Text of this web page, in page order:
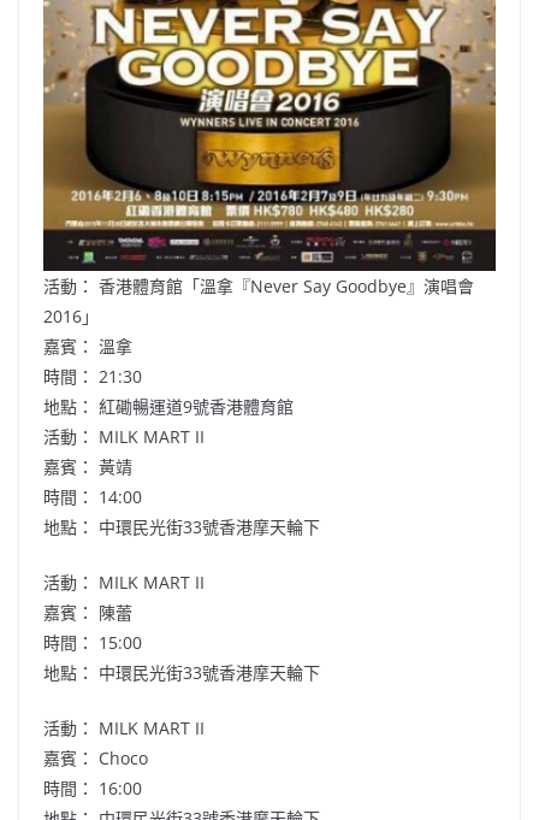
活動： 香港體育館 「溫拿『Never Say Goodbye』演唱會
2016」
嘉賓： 溫拿
時間： 21:30
地點： 紅磡暢運道9號香港體育館
活動： MILK MART II
嘉賓： 黃靖
時間： 14:00
地點： 中環民光街33號香港摩天輪下
活動： MILK MART II
嘉賓： 陳蕾
時間： 15:00
地點： 中環民光街33號香港摩天輪下
活動： MILK MART II
嘉賓： Choco
時間： 16:00